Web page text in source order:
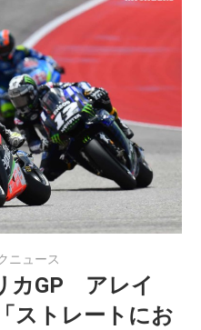
ニュース
カGP アレイ
ストレートにお